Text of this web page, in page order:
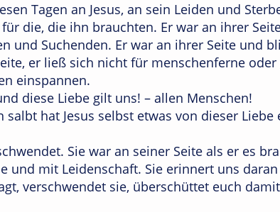
Tagen an Jesus, an sein Leiden und
die, die ihn brauchten. Er war an ihrer
und Suchenden. Er war an ihrer Seite und
er ließ sich nicht für menschenferne oder
einspannen.
diese Liebe gilt uns! – allen Menschen!
salbt hat Jesus selbst etwas von dieser Liebe
Sie war an seiner Seite als er es
und mit Leidenschaft. Sie erinnert uns
verschwendet sie, überschüttet euch